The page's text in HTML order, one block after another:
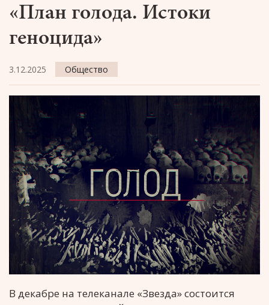
«План голода. Истоки
геноцида»
3.12.2025 Общество
В декабре на телеканале «Звезда» состоится